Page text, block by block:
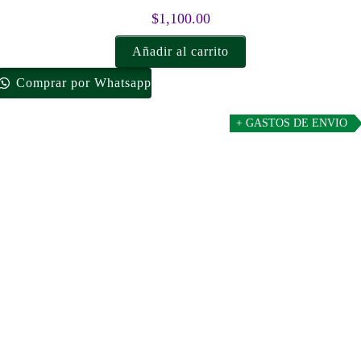
$1,100.00
Añadir al carrito
Comprar por Whatsapp
+ GASTOS DE ENVIO